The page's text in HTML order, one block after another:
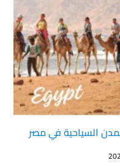
السياحية في مصر